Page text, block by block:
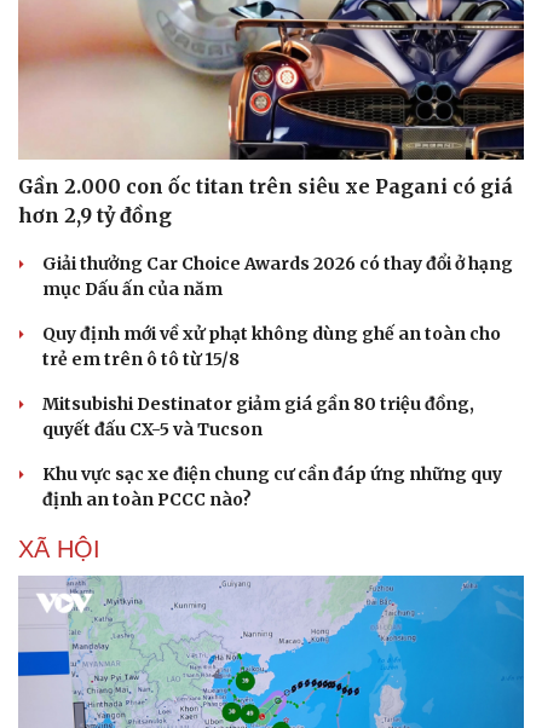
Thể thao
Bóng đá
Lịch thi đấu bóng đá
Thế giới thể thao
eSports
Hậu trường
Ô tô - Xe máy
Ô tô
Xe máy
Tư vấn
Gần 2.000 con ốc titan trên siêu xe Pagani có giá
hơn 2,9 tỷ đồng
Giải thưởng Car Choice Awards 2026 có thay đổi ở hạng
mục Dấu ấn của năm
Quy định mới về xử phạt không dùng ghế an toàn cho
trẻ em trên ô tô từ 15/8
Mitsubishi Destinator giảm giá gần 80 triệu đồng,
quyết đấu CX-5 và Tucson
Khu vực sạc xe điện chung cư cần đáp ứng những quy
định an toàn PCCC nào?
XÃ HỘI